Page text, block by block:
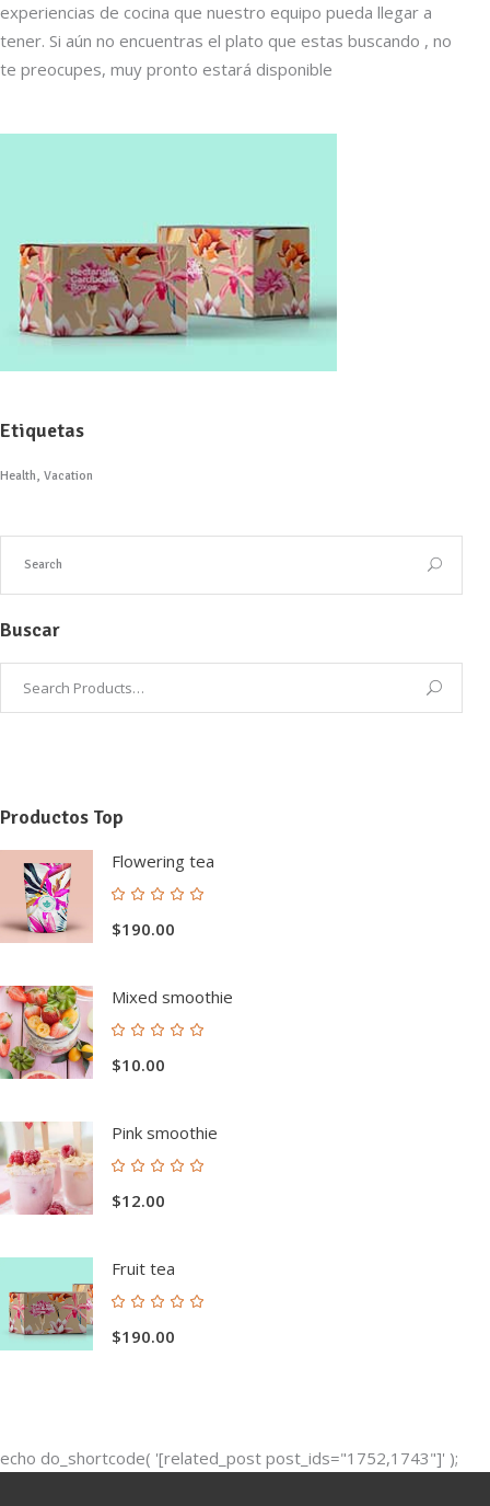
experiencias de cocina que nuestro equipo pueda llegar a
tener. Si aún no encuentras el plato que estas buscando , no
te preocupes, muy pronto estará disponible
Etiquetas
Health Vacation
Buscar
Productos Top
Flowering tea
5.00
$190.00
Mixed smoothie
5.00
$10.00
Pink smoothie
5.00
$12.00
Fruit tea
5.00
$190.00
echo do_shortcode( '[related_post post_ids="1752,1743"]' );